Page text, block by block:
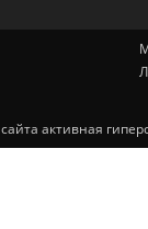
активная